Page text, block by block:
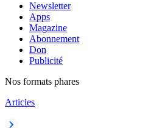
Newsletter
Apps
Magazine
Abonnement
Don
Publicité
Nos formats phares
Articles